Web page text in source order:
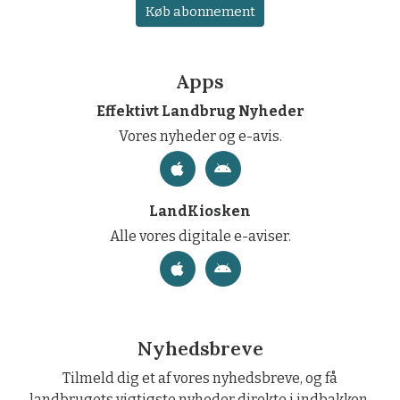
Køb abonnement
Apps
Effektivt Landbrug Nyheder
Vores nyheder og e-avis.
LandKiosken
Alle vores digitale e-aviser.
Nyhedsbreve
Tilmeld dig et af vores nyhedsbreve, og få